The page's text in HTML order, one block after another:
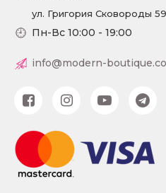
ул. Григория Сковороды
Пн-Вс 10:00 - 19:00
info@modern-